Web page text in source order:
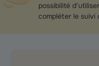
possibilité
compléter le suivi